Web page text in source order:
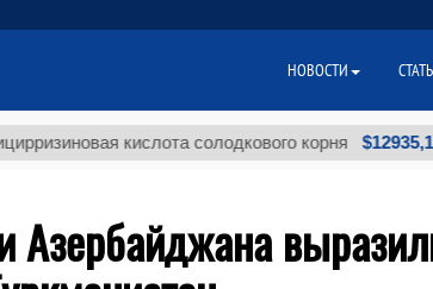
кислота солодкового корня $12935,18
НОВОСТИ